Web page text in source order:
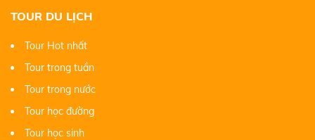
TOUR DU LỊCH
Tour Hot nhất
Tour trong tuần
Tour trong nước
Tour học đường
Tour học sinh